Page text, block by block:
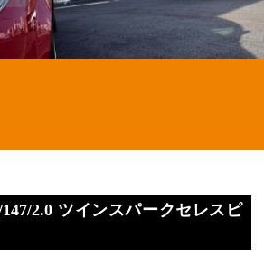
2.0 ツインスパークセレスピ